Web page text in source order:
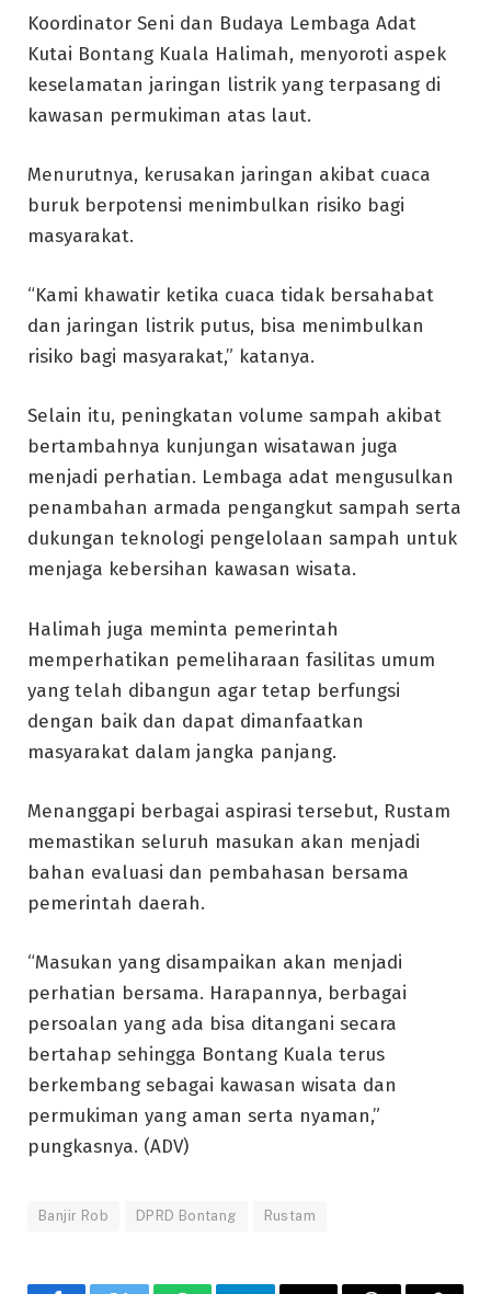
Koordinator Seni dan Budaya Lembaga Adat
Kutai Bontang Kuala Halimah, menyoroti aspek
keselamatan jaringan listrik yang terpasang di
kawasan permukiman atas laut.
Menurutnya, kerusakan jaringan akibat cuaca
buruk berpotensi menimbulkan risiko bagi
masyarakat.
“Kami khawatir ketika cuaca tidak bersahabat
dan jaringan listrik putus, bisa menimbulkan
risiko bagi masyarakat,” katanya.
Selain itu, peningkatan volume sampah akibat
bertambahnya kunjungan wisatawan juga
menjadi perhatian. Lembaga adat mengusulkan
penambahan armada pengangkut sampah serta
dukungan teknologi pengelolaan sampah untuk
menjaga kebersihan kawasan wisata.
Halimah juga meminta pemerintah
memperhatikan pemeliharaan fasilitas umum
yang telah dibangun agar tetap berfungsi
dengan baik dan dapat dimanfaatkan
masyarakat dalam jangka panjang.
Menanggapi berbagai aspirasi tersebut, Rustam
memastikan seluruh masukan akan menjadi
bahan evaluasi dan pembahasan bersama
pemerintah daerah.
“Masukan yang disampaikan akan menjadi
perhatian bersama. Harapannya, berbagai
persoalan yang ada bisa ditangani secara
bertahap sehingga Bontang Kuala terus
berkembang sebagai kawasan wisata dan
permukiman yang aman serta nyaman,”
pungkasnya. (ADV)
Banjir Rob DPRD Bontang Rustam